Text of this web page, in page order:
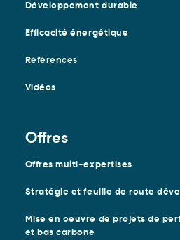
Développement durable
Efficacité énergétique
Références
Vidéos
Offres
Offres multi-expertises
Stratégie et feuille de route
Mise en oeuvre de projets de
et bas carbone